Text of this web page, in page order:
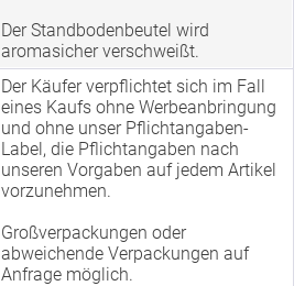
Der Standbodenbeutel wird
aromasicher verschweißt.
Der Käufer verpflichtet sich im Fall
eines Kaufs ohne Werbeanbringung
und ohne unser Pflichtangaben-
Label, die Pflichtangaben nach
unseren Vorgaben auf jedem Artikel
vorzunehmen.
Großverpackungen oder
abweichende Verpackungen auf
Anfrage möglich.